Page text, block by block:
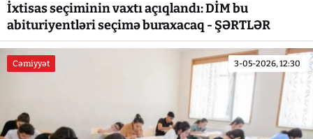
İxtisas seçiminin vaxtı açıqlandı: DİM bu
abituriyentləri seçimə buraxacaq - ŞƏRTLƏR
Cəmiyyət 3-05-2026, 12:30